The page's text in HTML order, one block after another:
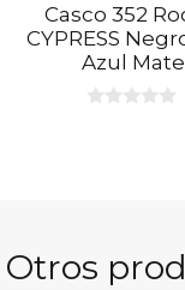
Casco 352
CYPRESS
Azul Mate
Otros